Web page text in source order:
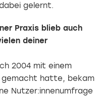
gelernt.
Praxis blieb auch
deiner
2004 mit einem
hatte, bekam
Nutzer:innenumfrage